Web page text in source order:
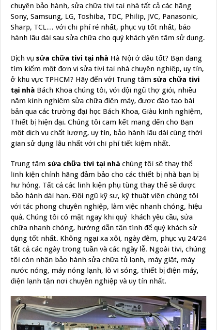
chuyên bảo hành, sửa chữa tivi tại nhà tất cả các hãng
Sony, Samsung, LG, Toshiba, TDC, Philip, JVC, Panasonic,
Sharp, TCL… với chi phí rẻ nhất, phục vụ tốt nhất, bảo
hành lâu dài sau sửa chữa cho quý khách yên tâm sử dụng.
Dịch vụ sửa chữa tivi tại nhà Hà Nội ở đâu tốt? Bạn đang
tìm kiếm một đơn vị sửa tivi tại nhà chuyên nghiệp, uy tín,
ở khu vực TPHCM? Hãy đến với Trung tâm sửa chữa tivi
tại nhà Bách Khoa chúng tôi, với đội ngũ thợ giỏi, nhiều
năm kinh nghiệm sửa chữa điện máy, được đào tạo bài
bản qua các trường đại học Bách Khoa, Giàu kinh nghiệm,
Thiết bị hiện đại. Chúng tôi cam kết mang đến cho Bạn
một dịch vụ chất lượng, uy tín, bảo hành lâu dài cùng thời
gian sử dụng lâu nhất với chi phí tiết kiệm nhất.
Trung tâm sửa chữa tivi tại nhà chúng tôi sẽ thay thế
linh kiện chính hãng đảm bảo cho các thiết bị nhà bạn bị
hư hỏng. Tất cả các linh kiện phụ tùng thay thế sẽ được
bảo hành dài hạn. Đội ngũ kỹ sư, kỹ thuật viên chúng tôi
với tác phong chuyên nghiệp, làm việc nhanh chóng, hiệu
quả. Chúng tôi có mặt ngay khi quý khách yêu cầu, sửa
chữa nhanh chóng, hướng dẫn tận tình để quý khách sử
dụng tốt nhất. Không ngại xa xôi, ngày đêm, phục vụ 24/24
tất cả các ngày trong tuần và các ngày lễ. Ngoài tivi, chúng
tôi còn nhận bảo hành sửa chữa tủ lạnh, máy giặt, máy
nước nóng, máy nóng lạnh, lò vi sóng, thiết bị điện máy,
điện lạnh tận nơi chuyên nghiệp và uy tín nhất.